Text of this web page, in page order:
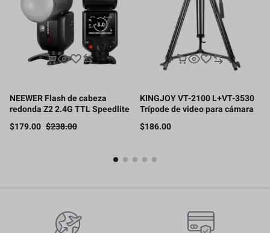
NEEWER Flash de cabeza
redonda Z2 2.4G TTL Speedlite
compatible con cámaras
Canon/Nikon/Sony, 76Ws
$179.00 $238.00
KINGJOY VT-2100 L+VT-3530
Trípode de video para cámara
con cabezal fluido de 360
grados, 2 M.soporte de carga
$186.00